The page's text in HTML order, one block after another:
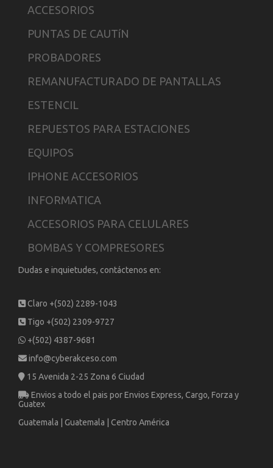
ACCESORIOS
PUNTAS DE CAUTíN
PROBADORES
REMANUFACTURADO DE PANTALLAS
ESTENCIL
REPUESTOS PARA ESTACIONES
EQUIPOS
IPHONE ACCESORIOS
INFORMATICA
ACCESORIOS PARA CELULARES
BOMBAS Y COMPRESORES
Dudas e inquietudes, contáctenos en:
Claro +(502) 2289-1043
Tigo +(502) 2309-9727
+(502) 4387-9681
info@cyberakceso.com
15 Avenida 2-25 Zona 6 Ciudad
Envios a todo el pais por Envios Express, Cargo, Forza y
Guatex
Guatemala | Guatemala | Centro América